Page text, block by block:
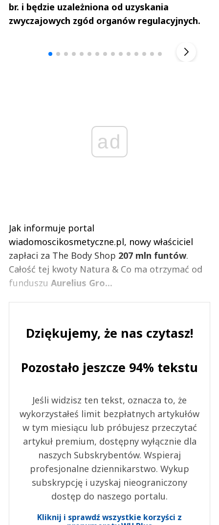
br. i będzie uzależniona od uzyskania
zwyczajowych zgód organów regulacyjnych.
ad
Jak informuje portal
wiadomoscikosmetyczne.pl, nowy właściciel
zapłaci za The Body Shop 207 mln funtów.
Całość tej kwoty Natura & Co ma otrzymać od
funduszu Aurelius Gro...
Dziękujemy, że nas czytasz!
Pozostało jeszcze 94% tekstu
Jeśli widzisz ten tekst, oznacza to, że
wykorzystałeś limit bezpłatnych artykułów
w tym miesiącu lub próbujesz przeczytać
artykuł premium, dostępny wyłącznie dla
naszych Subskrybentów. Wspieraj
profesjonalne dziennikarstwo. Wykup
subskrypcję i uzyskaj nieograniczony
dostęp do naszego portalu.
Kliknij i sprawdź wszystkie korzyści z